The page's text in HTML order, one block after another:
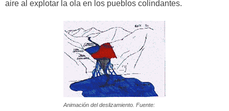
aire al explotar la ola en los pueblos colindantes.
Animación del deslizamiento. Fuente: